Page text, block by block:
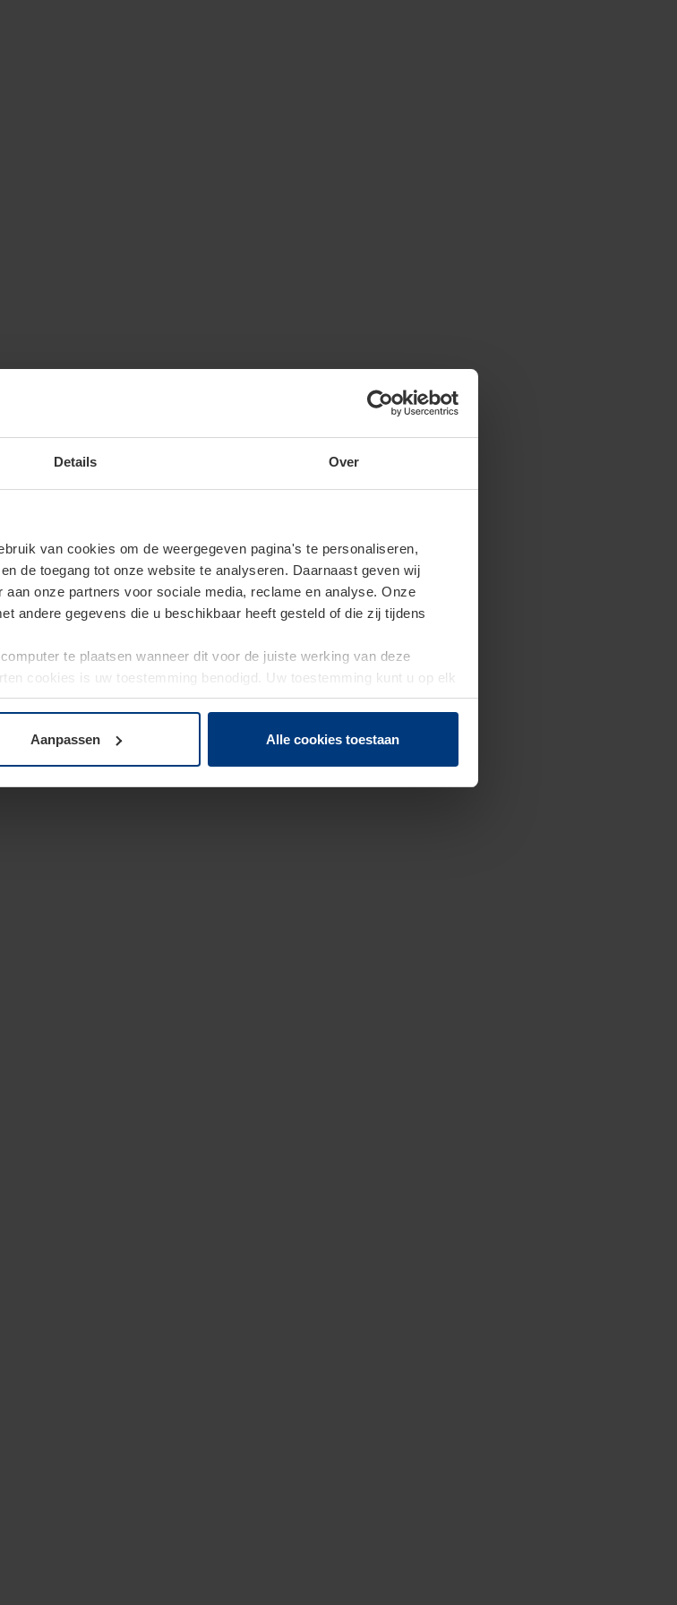
Details Over
van cookies om de weergegeven pagina's te personaliseren,
de toegang tot onze website te analyseren. Daarnaast geven wij
onze partners voor sociale media, reclame en analyse. Onze
andere gegevens die u beschikbaar heeft gesteld of die zij tijdens
te plaatsen wanneer dit voor de juiste werking van deze
cookies is uw toestemming benodigd. Uw toestemming kunt u op elk
op onze website wijzigen of herroepen.
Aanpassen Alle cookies toestaan